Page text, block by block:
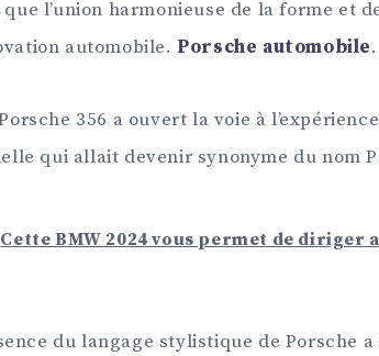
l’union harmonieuse de la forme et
automobile. Porsche automobile.
356 a ouvert la voie à
qui allait devenir synonyme du nom
Cette BMW 2024 vous permet de diriger
du langage stylistique de Porsche a